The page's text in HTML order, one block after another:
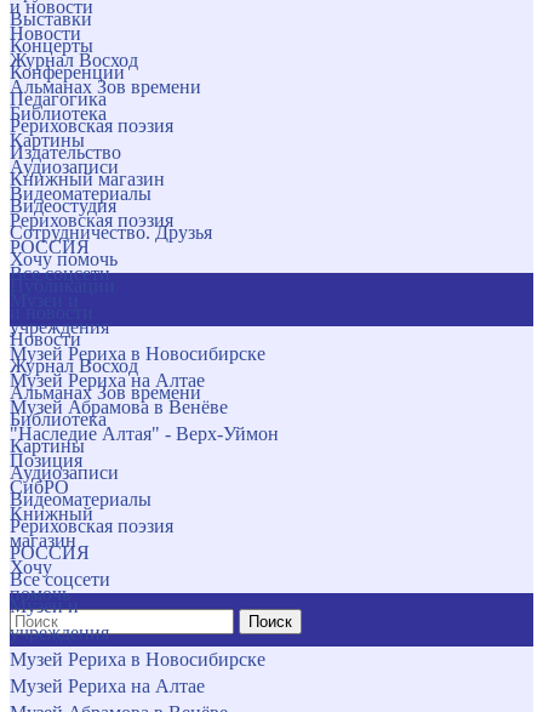
и новости
Новости
Журнал Восход
Альманах Зов времени
Библиотека
Картины
Аудиозаписи
Видеоматериалы
Рериховская поэзия
РОССИЯ
Все соцсети
учреждения
Музей Рериха в Новосибирске
Музей Рериха на Алтае
Музей Абрамова в Венёве
"Наследие Алтая" - Верх-Уймон
Позиция
СибРО
Книжный
магазин
Хочу
помочь
Поиск
Выставки
Концерты
Конференции
Педагогика
Рериховская поэзия
Издательство
Книжный магазин
Видеостудия
Сотрудничество. Друзья
Хочу помочь
Новости
Журнал Восход
Альманах Зов времени
Библиотека
Картины
Аудиозаписи
Видеоматериалы
Рериховская поэзия
РОССИЯ
Все соцсети
Музеи и
учреждения
Музей Рериха в Новосибирске
Музей Рериха на Алтае